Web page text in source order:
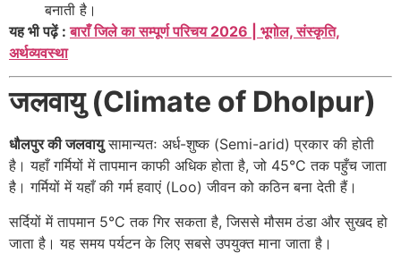
बनाती है।
यह भी पढ़ें :बाराँ जिले का सम्पूर्ण परिचय 2026 | भूगोल, संस्कृति,
अर्थव्यवस्था
जलवायु (Climate of Dholpur)
धौलपुर की जलवायुसामान्यतः अर्ध-शुष्क (Semi-arid) प्रकार की होती
है। यहाँ गर्मियों में तापमान काफी अधिक होता है, जो 45°C तक पहुँच जाता
है। गर्मियों में यहाँ की गर्म हवाएं (Loo) जीवन को कठिन बना देती हैं।
सर्दियों में तापमान 5°C तक गिर सकता है, जिससे मौसम ठंडा और सुखद हो
जाता है। यह समय पर्यटन के लिए सबसे उपयुक्त माना जाता है।